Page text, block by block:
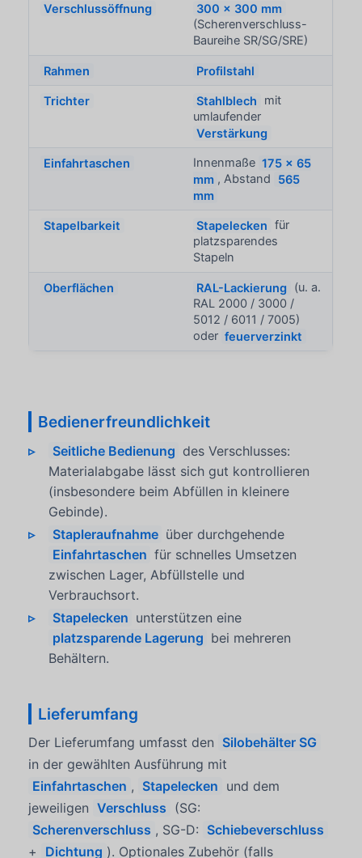
Verschlussöffnung
300 x 300 mm
(Scherenverschluss-
Baureihe SR/SG/SRE)
Rahmen Profilstahl
Trichter Stahlblech
mit
umlaufender
Verstärkung
Einfahrtaschen Innenmaße 175 x 65
mm , Abstand
565
mm
Stapelbarkeit Stapelecken für
platzsparendes
Stapeln
Oberflächen RAL-Lackierung (u. a.
RAL 2000 / 3000 /
5012 / 6011 / 7005)
oder feuerverzinkt
Bedienerfreundlichkeit
Seitliche Bedienung des Verschlusses:
Materialabgabe lässt sich gut kontrollieren
(insbesondere beim Abfüllen in kleinere
Gebinde).
Stapleraufnahme über durchgehende
Einfahrtaschen für schnelles Umsetzen
zwischen Lager, Abfüllstelle und
Verbrauchsort.
Stapelecken unterstützen eine
platzsparende Lagerung bei mehreren
Behältern.
Lieferumfang
Der Lieferumfang umfasst den Silobehälter SG
in der gewählten Ausführung mit
Einfahrtaschen , Stapelecken und dem
jeweiligen Verschluss (SG:
Scherenverschluss , SG-D: Schiebeverschluss
+
Dichtung ). Optionales Zubehör (falls